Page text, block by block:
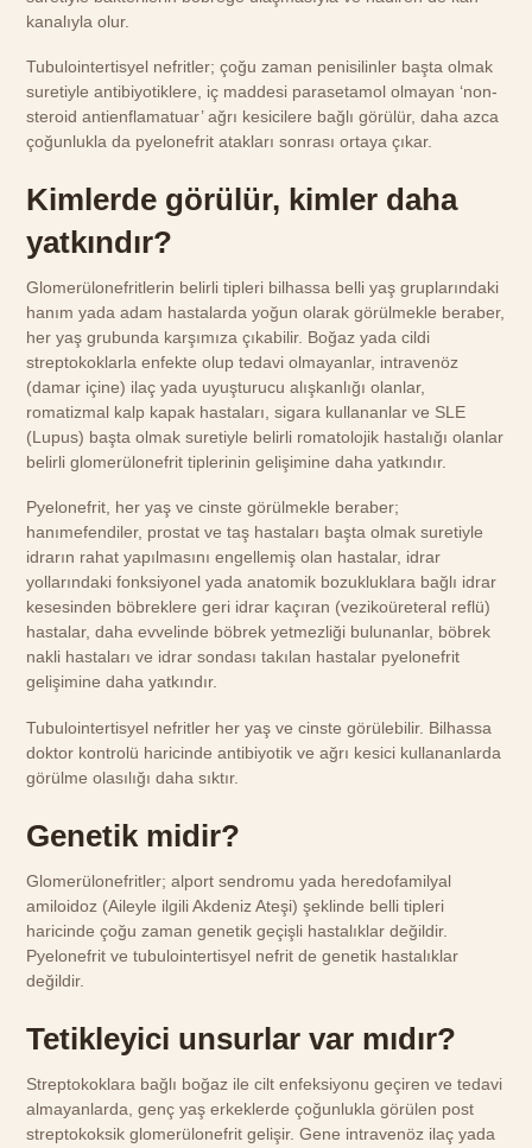
kanalıyla olur.
Tubulointertisyel nefritler; çoğu zaman penisilinler başta olmak
suretiyle antibiyotiklere, iç maddesi parasetamol olmayan ‘non-
steroid antienflamatuar’ ağrı kesicilere bağlı görülür, daha azca
çoğunlukla da pyelonefrit atakları sonrası ortaya çıkar.
Kimlerde görülür, kimler daha
yatkındır?
Glomerülonefritlerin belirli tipleri bilhassa belli yaş gruplarındaki
hanım yada adam hastalarda yoğun olarak görülmekle beraber,
her yaş grubunda karşımıza çıkabilir. Boğaz yada cildi
streptokoklarla enfekte olup tedavi olmayanlar, intravenöz
(damar içine) ilaç yada uyuşturucu alışkanlığı olanlar,
romatizmal kalp kapak hastaları, sigara kullananlar ve SLE
(Lupus) başta olmak suretiyle belirli romatolojik hastalığı olanlar
belirli glomerülonefrit tiplerinin gelişimine daha yatkındır.
Pyelonefrit, her yaş ve cinste görülmekle beraber;
hanımefendiler, prostat ve taş hastaları başta olmak suretiyle
idrarın rahat yapılmasını engellemiş olan hastalar, idrar
yollarındaki fonksiyonel yada anatomik bozukluklara bağlı idrar
kesesinden böbreklere geri idrar kaçıran (vezikoüreteral reflü)
hastalar, daha evvelinde böbrek yetmezliği bulunanlar, böbrek
nakli hastaları ve idrar sondası takılan hastalar pyelonefrit
gelişimine daha yatkındır.
Tubulointertisyel nefritler her yaş ve cinste görülebilir. Bilhassa
doktor kontrolü haricinde antibiyotik ve ağrı kesici kullananlarda
görülme olasılığı daha sıktır.
Genetik midir?
Glomerülonefritler; alport sendromu yada heredofamilyal
amiloidoz (Aileyle ilgili Akdeniz Ateşi) şeklinde belli tipleri
haricinde çoğu zaman genetik geçişli hastalıklar değildir.
Pyelonefrit ve tubulointertisyel nefrit de genetik hastalıklar
değildir.
Tetikleyici unsurlar var mıdır?
Streptokoklara bağlı boğaz ile cilt enfeksiyonu geçiren ve tedavi
almayanlarda, genç yaş erkeklerde çoğunlukla görülen post
streptokoksik glomerülonefrit gelişir. Gene intravenöz ilaç yada